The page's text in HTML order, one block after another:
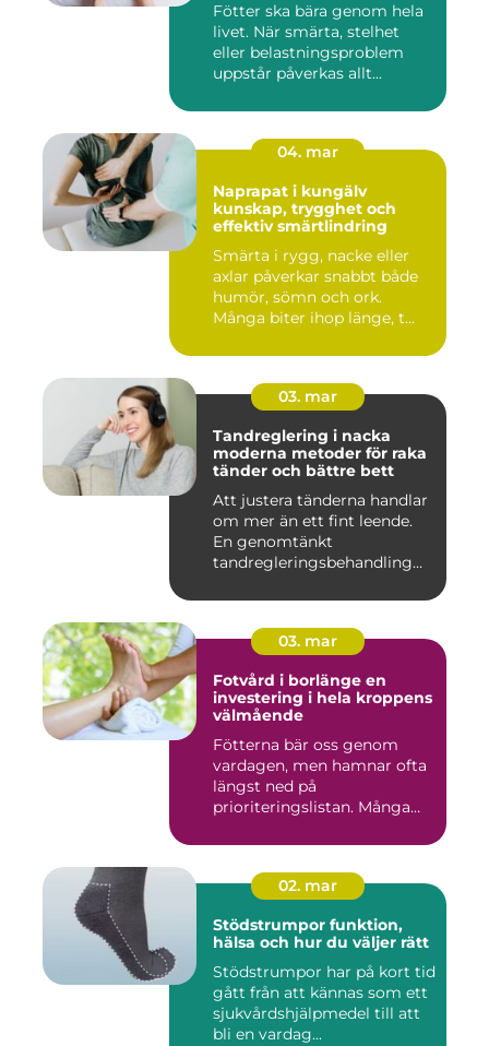
Fötter ska bära genom hela
livet. När smärta, stelhet
eller belastningsproblem
uppstår påverkas allt...
04. mar
Naprapat i kungälv
kunskap, trygghet och
effektiv smärtlindring
Smärta i rygg, nacke eller
axlar påverkar snabbt både
humör, sömn och ork.
Många biter ihop länge, t...
03. mar
Tandreglering i nacka
moderna metoder för raka
tänder och bättre bett
Att justera tänderna handlar
om mer än ett fint leende.
En genomtänkt
tandregleringsbehandling
03. mar
Fotvård i borlänge en
investering i hela kroppens
välmående
Fötterna bär oss genom
vardagen, men hamnar ofta
längst ned på
prioriteringslistan. Många
02. mar
Stödstrumpor funktion,
hälsa och hur du väljer rätt
Stödstrumpor har på kort tid
gått från att kännas som ett
sjukvårdshjälpmedel till att
bli en vardag...